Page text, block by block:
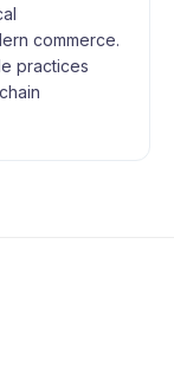
commerce.
practices